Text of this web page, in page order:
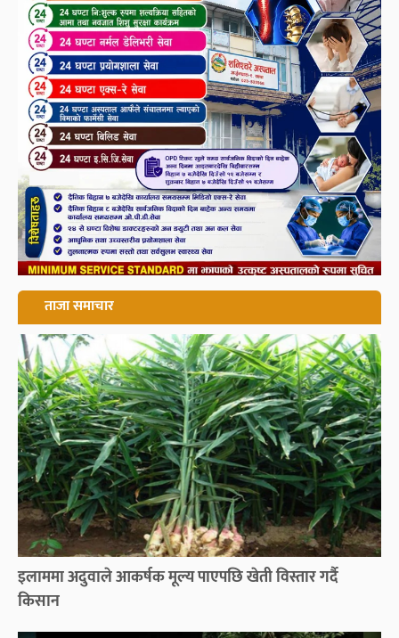
ताजा समाचार
इलाममा अदुवाले आकर्षक मूल्य पाएपछि खेती विस्तार गर्दै
किसान